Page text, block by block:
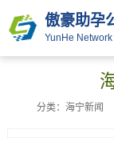
傲豪助孕
YunHe
分类：海宁新闻